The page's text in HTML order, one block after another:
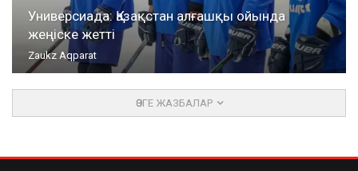
Универсиада: Қазақстан алғашқы ойында
жеңіске жетті
Zaukz Aqparat
ӨЗГЕ ЖАЗБАЛАР